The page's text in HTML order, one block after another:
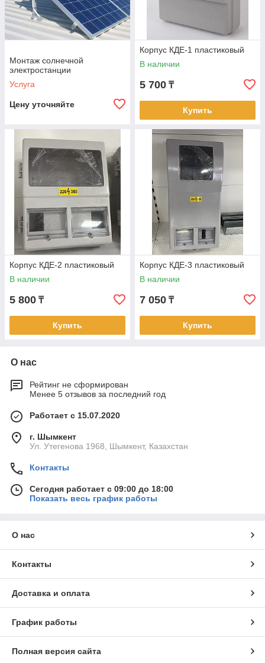
Монтаж солнечной
электростанции
Услуга
Цену уточняйте
Корпус КДЕ-1 пластиковый
В наличии
5 700 ₸
Купить
Корпус КДЕ-2 пластиковый
В наличии
5 800 ₸
Купить
Корпус КДЕ-3 пластиковый
В наличии
7 050 ₸
Купить
О нас
Рейтинг не сформирован
Менее 5 отзывов за последний год
Работает с 15.07.2020
г. Шымкент
Ул. Утегенова 1968, Шымкент, Казахстан
Контакты
Сегодня работает с 09:00 до 18:00
Показать весь график работы
О нас
Контакты
Доставка и оплата
График работы
Полная версия сайта